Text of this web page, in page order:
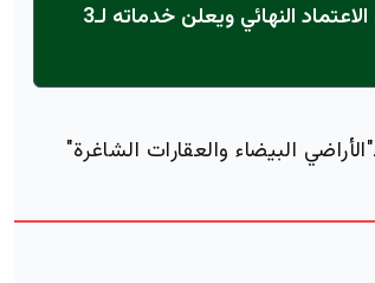
عاجل: القناة تنطلق... مركز أورام الجامعة يحصل على الاعتماد النهائي ويعلن خدماته لـ3
البيضاء والعقارات الشاغرة"